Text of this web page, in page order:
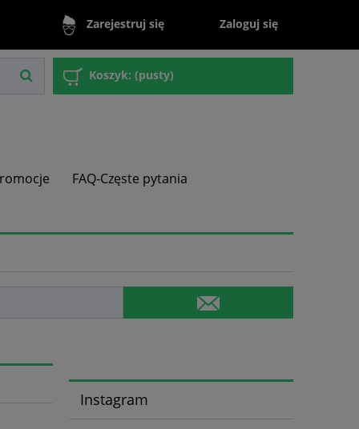
Zarejestruj się Zaloguj się
Koszyk: (pusty)
FAQ-Częste pytania
Instagram